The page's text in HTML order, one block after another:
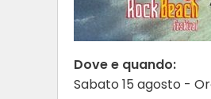
Dove e quando:
Sabato 15 agosto -